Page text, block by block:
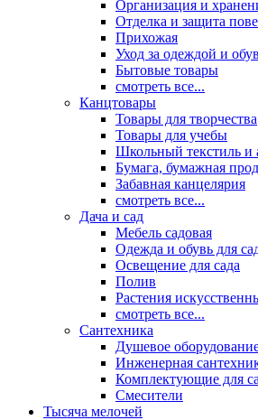
Организация и
Отделка и защита
Прихожая
Уход за одеждой и
Бытовые товары
смотреть все...
Канцтовары
Товары для творчества
Товары для учебы
Школьный текстиль и
Бумага, бумажная
Забавная канцелярия
смотреть все...
Дача и сад
Мебель садовая
Одежда и обувь для
Освещение для сада
Полив
Растения
смотреть все...
Сантехника
Душевое
Инженерная
Комплектующие для
Смесители
Тысяча мелочей